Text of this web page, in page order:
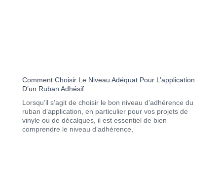
Comment Choisir Le Niveau Adéquat Pour L’application
D’un Ruban Adhésif
Lorsqu’il s’agit de choisir le bon niveau d’adhérence du
ruban d’application, en particulier pour vos projets de
vinyle ou de décalques, il est essentiel de bien
comprendre le niveau d’adhérence,